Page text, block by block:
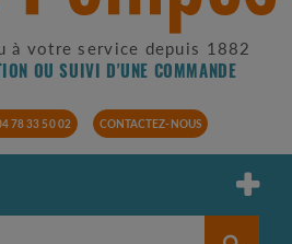
à votre service depuis 1882
OU SUIVI D'UNE COMMANDE
78 33 50 02 CONTACTEZ-NOUS